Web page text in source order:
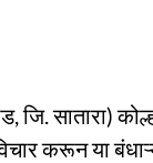
सातारा)
करून या